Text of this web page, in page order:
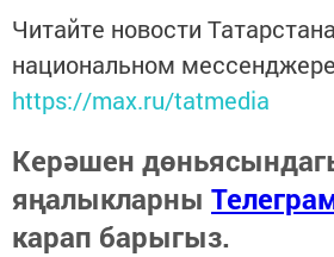
Читайте новости
национальном
https://max.ru/tatmedia
Керәшен
яңалыкларны
карап барыгыз.